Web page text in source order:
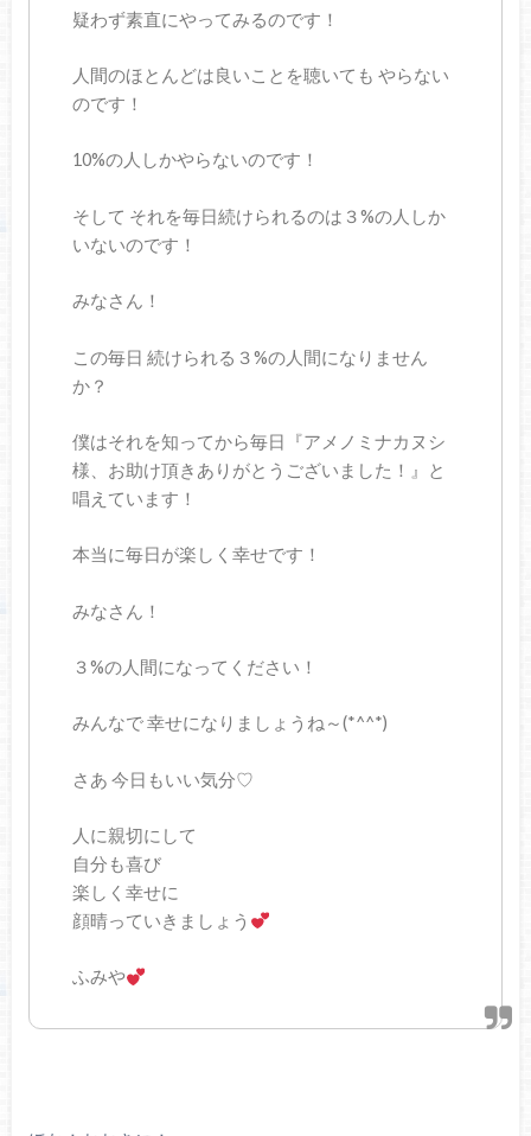
疑わず素直にやってみるのです！
人間のほとんどは良いことを聴いても やらない
のです！
10%の人しかやらないのです！
そして それを毎日続けられるのは３%の人しか
いないのです！
みなさん！
この毎日 続けられる３%の人間になりません
か？
僕はそれを知ってから毎日『アメノミナカヌシ
様、お助け頂きありがとうございました！』と
唱えています！
本当に毎日が楽しく幸せです！
みなさん！
３%の人間になってください！
みんなで 幸せになりましょうね～(*^^*)
さあ 今日もいい気分♡
人に親切にして
自分も喜び
楽しく幸せに
顔晴っていきましょう
ふみや